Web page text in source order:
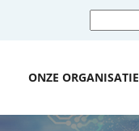
ONZE ORGANISATIE